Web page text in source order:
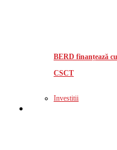
BERD finanțează
CSCT
Investitii